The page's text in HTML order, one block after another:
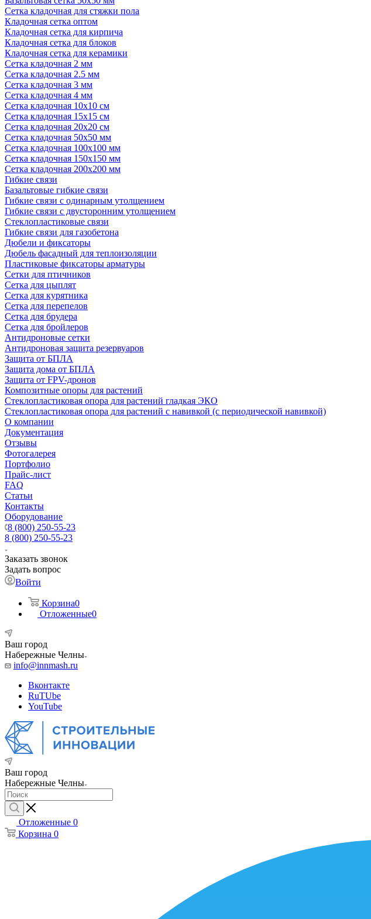
Сетка кладочная для стяжки пола
Кладочная сетка оптом
Кладочная сетка для кирпича
Кладочная сетка для блоков
Кладочная сетка для керамики
Сетка кладочная 2 мм
Сетка кладочная 2.5 мм
Сетка кладочная 3 мм
Сетка кладочная 4 мм
Сетка кладочная 10x10 см
Сетка кладочная 15x15 см
Сетка кладочная 20x20 см
Сетка кладочная 50x50 мм
Сетка кладочная 100x100 мм
Сетка кладочная 150x150 мм
Сетка кладочная 200x200 мм
Гибкие связи
Базальтовые гибкие связи
Гибкие связи с одинарным утолщением
Гибкие связи с двусторонним утолщением
Стеклопластиковые связи
Гибкие связи для газобетона
Дюбели и фиксаторы
Дюбель фасадный для теплоизоляции
Пластиковые фиксаторы арматуры
Сетки для птичников
Сетка для цыплят
Сетка для курятника
Сетка для перепелов
Сетка для брудера
Сетка для бройлеров
Антидроновые сетки
Антидроновая защита резервуаров
Защита от БПЛА
Защита дома от БПЛА
Защита от FPV-дронов
Композитные опоры для растений
Стеклопластиковая опора для растений гладкая ЭКО
Стеклопластиковая опора для растений с навивкой (с периодической навивкой)
О компании
Документация
Отзывы
Фотогалерея
Портфолио
Прайс-лист
FAQ
Статьи
Контакты
Оборудование
8 (800) 250-55-23
8 (800) 250-55-23
Заказать звонок
Задать вопрос
Войти
Корзина0
Отложенные0
Ваш город
Набережные Челны
info@innmash.ru
Вконтакте
RuTUbe
YouTube
Ваш город
Набережные Челны
Отложенные 0
Корзина 0